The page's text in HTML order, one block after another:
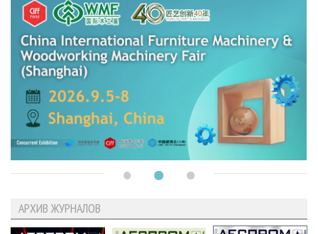
АРХИВ ЖУРНАЛОВ